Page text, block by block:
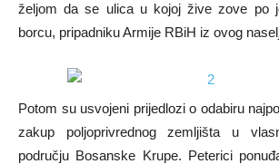
željom da se ulica u kojoj žive zove po
borcu, pripadniku Armije RBiH iz ovog
Potom su usvojeni prijedlozi o odabiru
zakup poljoprivrednog zemljišta u
području Bosanske Krupe. Peterici